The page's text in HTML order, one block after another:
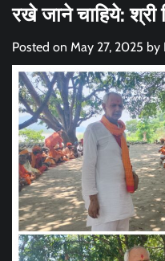
रखे जाने चाहिये: श्री
Posted on May 27, 2025 by